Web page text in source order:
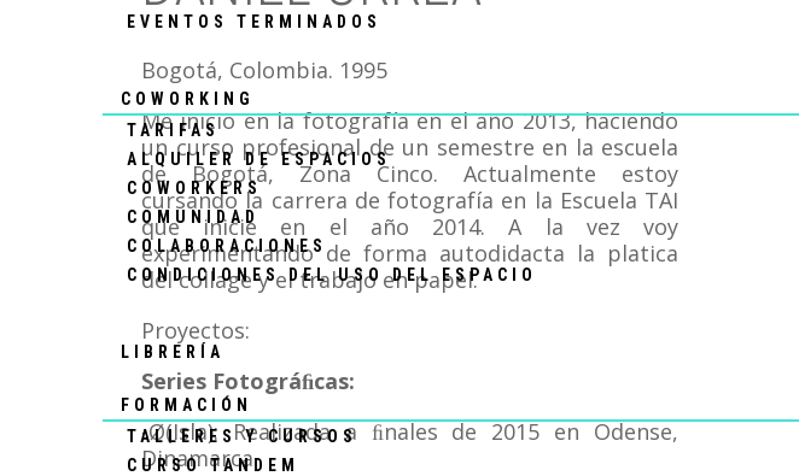
EVENTOS TERMINADOS
COWORKING
TARIFAS
ALQUILER DE ESPACIOS
COWORKERS
COMUNIDAD
COLABORACIONES
CONDICIONES DEL USO DEL ESPACIO
LIBRERÍA
FORMACIÓN
TALLERES Y CURSOS
CURSO TANDEM
Bogotá, Colombia. 1995
Me inicio en la fotografía en el año 2013, haciendo
un curso profesional de un semestre en la escuela
de Bogotá, Zona Cinco. Actualmente estoy
cursando la carrera de fotografía en la Escuela TAI
que inicie en el año 2014. A la vez voy
experimentando de forma autodidacta la platica
del collage y el trabajo en papel.
Proyectos:
Series Fotográﬁcas:
-Ø(Isla): Realizada a ﬁnales de 2015 en Odense,
Dinamarca.